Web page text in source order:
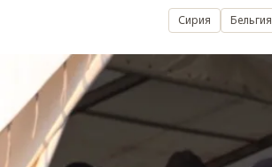
Сирия Бельгия